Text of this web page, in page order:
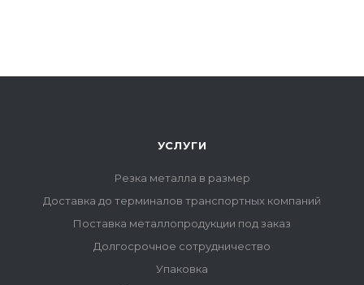
УСЛУГИ
Резка металла в размер
Доставка до терминалов транспортных компаний
Поставка металлопродукции под заказ
Долгосрочное сотрудничество
Упаковка